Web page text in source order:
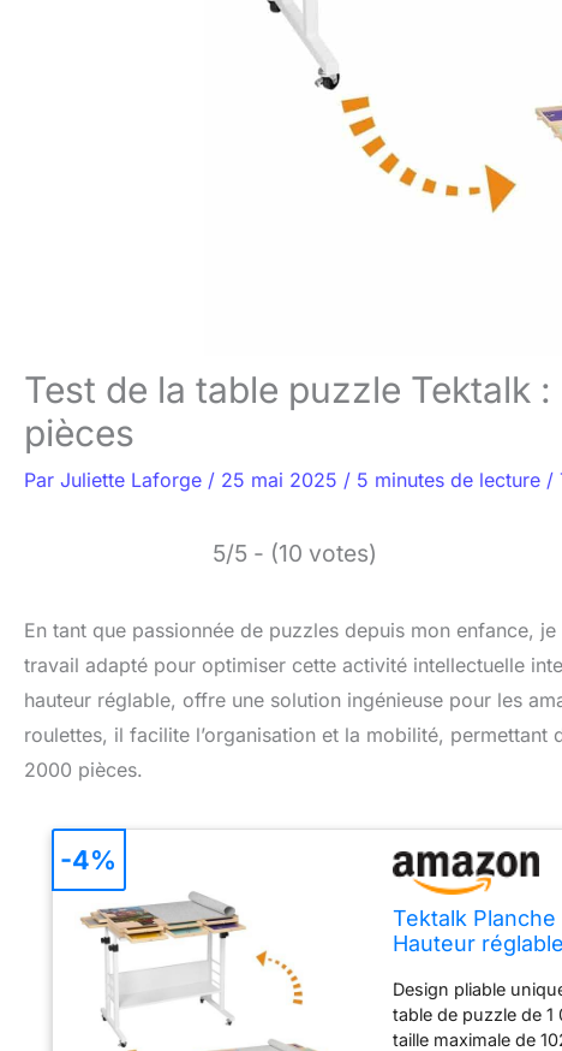
Test de la table puzzle Tektalk
pièces
Par Juliette Laforge / 25 mai 2025 / 5 minutes de lecture /
5/5 - (10 votes)
En tant que passionnée de puzzles depuis mon enfance,
travail adapté pour optimiser cette activité intellectuelle
hauteur réglable, offre une solution ingénieuse pour les
roulettes, il facilite l’organisation et la mobilité,
2000 pièces.
Tektalk
Hauteur
Design pliable
table de puzzle de
taille maximale de
-4%